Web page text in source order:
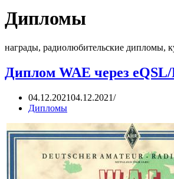
Дипломы
награды, радиолюбительские дипломы,
Диплом WAE через
04.12.202104.12.2021
Дипломы